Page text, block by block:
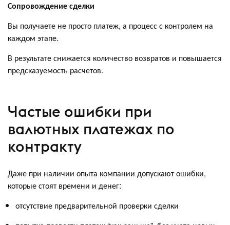
Сопровождение сделки
Вы получаете не просто платеж, а процесс с контролем на
каждом этапе.
В результате снижается количество возвратов и повышается
предсказуемость расчетов.
Частые ошибки при
валютных платежах по
контракту
Даже при наличии опыта компании допускают ошибки,
которые стоят времени и денег:
отсутствие предварительной проверки сделки